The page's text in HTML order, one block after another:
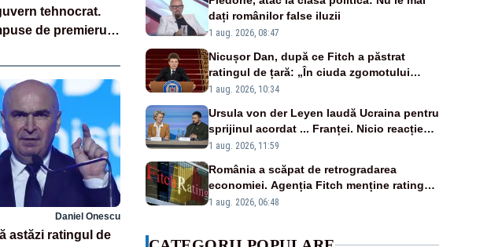
tehnocrat.
de premierul
Daniel Onescu
astăzi ratingul de
dați românilor false iluzii
1 aug. 2026, 08:47
Nicușor Dan, după ce Fitch a păstrat
ratingul de țară: „În ciuda zgomotului
politic, România funcționează”
1 aug. 2026, 10:34
Ursula von der Leyen laudă Ucraina pentru
sprijinul acordat ... Franței. Nicio reacție
privind ajutorul energetic promis României
1 aug. 2026, 11:59
România a scăpat de retrogradarea
economiei. Agenția Fitch menține ratingul
„BBB-” cu perspectivă negativă
1 aug. 2026, 06:48